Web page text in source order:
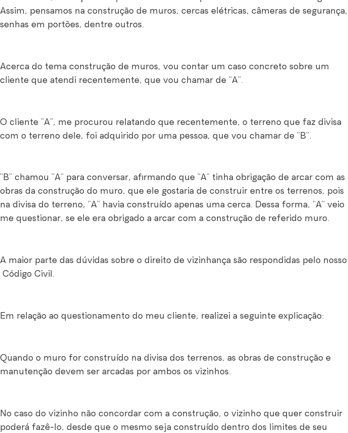
Assim, pensamos na construção de muros, cercas elétricas, câmeras de segurança,
senhas em portões, dentre outros.
Acerca do tema construção de muros, vou contar um caso concreto sobre um
cliente que atendi recentemente, que vou chamar de “A”.
O cliente “A”, me procurou relatando que recentemente, o terreno que faz divisa
com o terreno dele, foi adquirido por uma pessoa, que vou chamar de “B”.
“B” chamou “A” para conversar, afirmando que “A” tinha obrigação de arcar com as
obras da construção do muro, que ele gostaria de construir entre os terrenos, pois
na divisa do terreno, “A” havia construído apenas uma cerca. Dessa forma, “A” veio
me questionar, se ele era obrigado a arcar com a construção de referido muro.
A maior parte das dúvidas sobre o direito de vizinhança são respondidas pelo nosso
Código Civil.
Em relação ao questionamento do meu cliente, realizei a seguinte explicação:
Quando o muro for construído na divisa dos terrenos, as obras de construção e
manutenção devem ser arcadas por ambos os vizinhos.
No caso do vizinho não concordar com a construção, o vizinho que quer construir
poderá fazê-lo, desde que o mesmo seja construído dentro dos limites de seu